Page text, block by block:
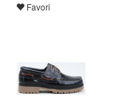
Favori